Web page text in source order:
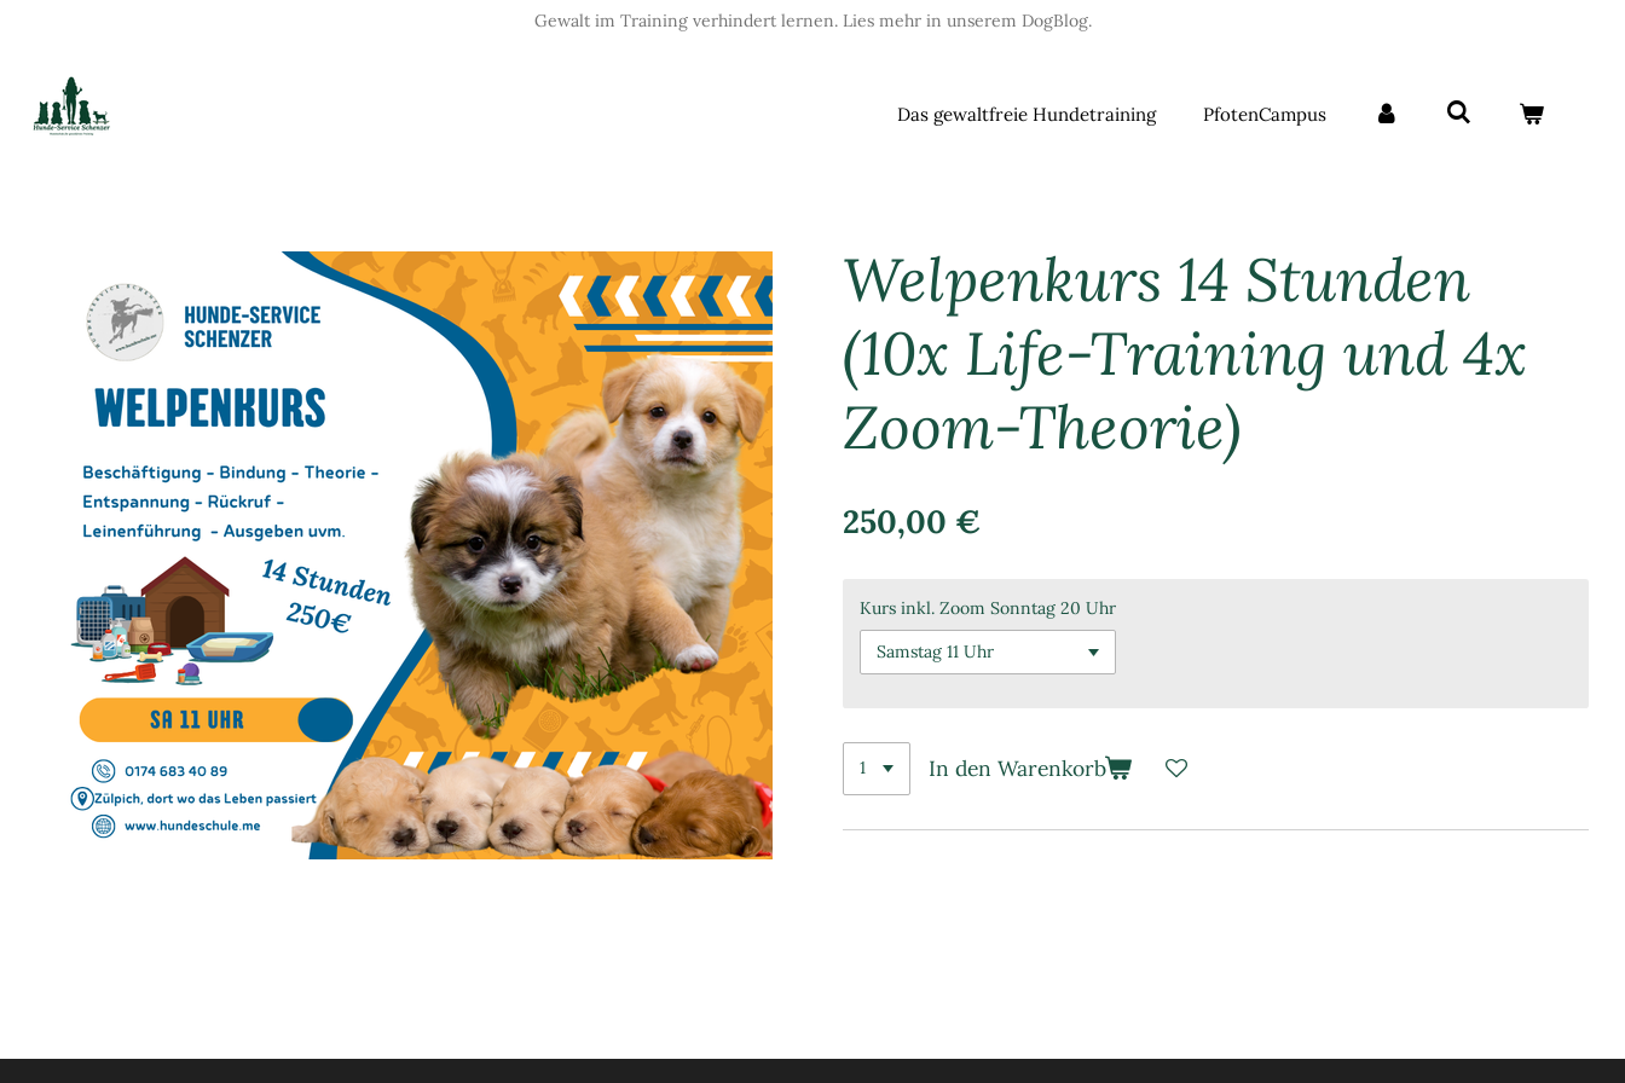
springen
Gewalt im Training verhindert lernen. Lies mehr in unserem DogBlog.
Das gewaltfreie Hundetraining PfotenCampus
Welpenkurs 14 Stunden
(10x Life-Training und 4x
Zoom-Theorie)
250,00 €
Kurs inkl. Zoom Sonntag 20 Uhr
In den Warenkorb